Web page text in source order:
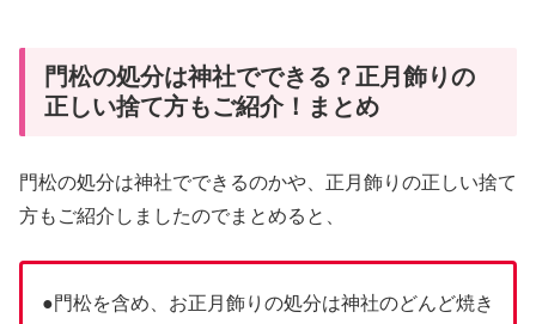
門松の処分は神社でできる？正月飾りの
正しい捨て方もご紹介！まとめ
門松の処分は神社でできるのかや、正月飾りの正しい捨て
方もご紹介しましたのでまとめると、
●門松を含め、お正月飾りの処分は神社のどんど焼き